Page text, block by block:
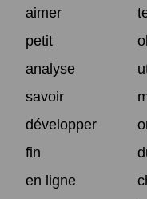
aimer
petit
analyse
savoir
développer
fin
en ligne